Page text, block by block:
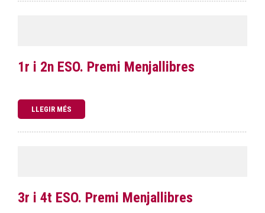
1r i 2n ESO. Premi Menjallibres
LLEGIR MÉS
3r i 4t ESO. Premi Menjallibres